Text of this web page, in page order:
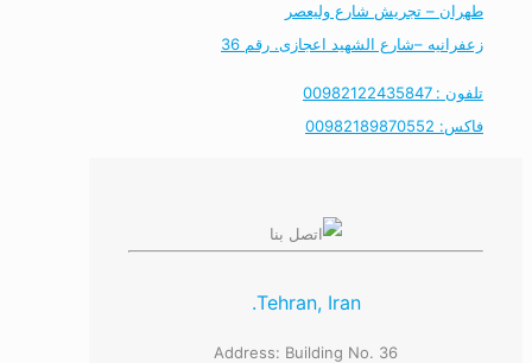
طهران – تجریش شارع ولیعصر
زعفرانیه –شارع الشهید اعجازی. رقم 36
تلفون : 00982122435847
فاکس: 00982189870552
Tehran, Iran.
Address: Building No. 36